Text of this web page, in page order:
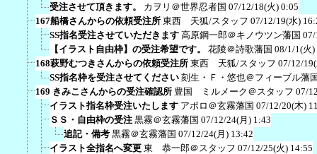
受注させて頂きます。
カヲリ＠世界忍者国 07/12/18(火) 0:05
167船橋さんからの依頼受注所 東西 天狐/スタッフ 07/12/19(水)
SS指名受注させていただきます 高原鋼一郎＠キノウツン藩国
【イラスト自由枠】の受注希望です。
花陵＠詩歌藩国 08/1/1(火)
168萩野むつきさんからの依頼受注所 東西 天狐/スタッフ 07/12/
SS指名枠を受注させてください 刻生・Ｆ・悠也＠フィーブル藩
169 きみこさんからの受注確認所 豊国 ミルメーク＠スタッフ 07/
イラスト指名枠受注いたします アポロ＠玄霧藩国 07/12/20(木)
ＳＳ・自由枠の受注 黒霧＠玄霧藩国 07/12/24(月) 1:43
追記・備考 黒霧＠玄霧藩国 07/12/24(月) 13:42
イラスト全指名へ変更 東 恭一郎＠スタッフ 07/12/25(火) 14:55